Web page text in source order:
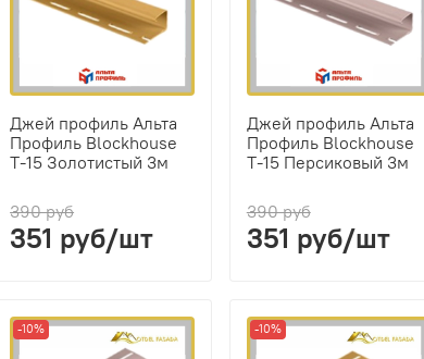
Джей профиль Альта
Профиль Blockhouse
Т-15 Золотистый 3м
390 руб
351 руб/шт
Джей профиль Альта
Профиль Blockhouse
Т-15 Персиковый 3м
390 руб
351 руб/шт
-10% -10%